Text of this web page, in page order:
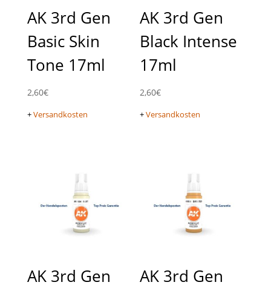
AK 3rd Gen
Basic Skin
Tone 17ml
2,60€
+Versandkosten
AK 3rd Gen
Black Intense
17ml
2,60€
+Versandkosten
AK 3rd Gen
AK 3rd Gen